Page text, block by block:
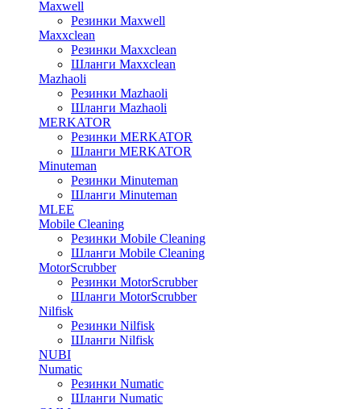
Maxwell
Резинки Maxwell
Maxxclean
Резинки Maxxclean
Шланги Maxxclean
Mazhaoli
Резинки Mazhaoli
Шланги Mazhaoli
MERKATOR
Резинки MERKATOR
Шланги MERKATOR
Minuteman
Резинки Minuteman
Шланги Minuteman
MLEE
Mobile Cleaning
Резинки Mobile Cleaning
Шланги Mobile Cleaning
MotorScrubber
Резинки MotorScrubber
Шланги MotorScrubber
Nilfisk
Резинки Nilfisk
Шланги Nilfisk
NUBI
Numatic
Резинки Numatic
Шланги Numatic